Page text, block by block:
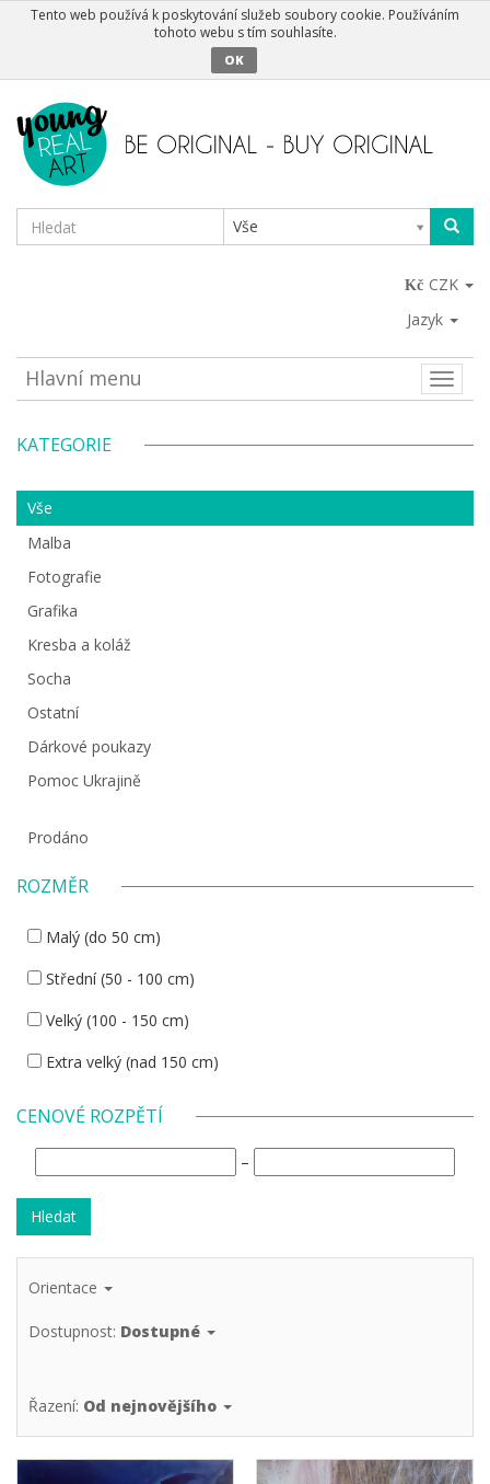
Tento web používá k poskytování služeb soubory cookie. Používáním
tohoto webu s tím souhlasíte.
OK
Vše
CZK
Jazyk
Toggle
Hlavní menu
KATEGORIE
Vše
Malba
Fotografie
Grafika
Kresba a koláž
Socha
Ostatní
Dárkové poukazy
Pomoc Ukrajině
Prodáno
ROZMĚR
Malý (do 50 cm)
Střední (50 - 100 cm)
Velký (100 - 150 cm)
Extra velký (nad 150 cm)
CENOVÉ ROZPĚTÍ
–
Orientace
Dostupnost: Dostupné
Řazení: Od nejnovějšího